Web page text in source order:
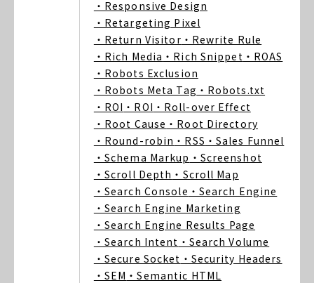
・Responsive Design
・Retargeting Pixel
・Return Visitor ・Rewrite Rule
・Rich Media ・Rich Snippet ・ROAS
・Robots Exclusion
・Robots Meta Tag ・Robots.txt
・ROI ・ROI ・Roll-over Effect
・Root Cause ・Root Directory
・Round-robin ・RSS ・Sales Funnel
・Schema Markup ・Screenshot
・Scroll Depth ・Scroll Map
・Search Console ・Search Engine
・Search Engine Marketing
・Search Engine Results Page
・Search Intent ・Search Volume
・Secure Socket ・Security Headers
・SEM ・Semantic HTML